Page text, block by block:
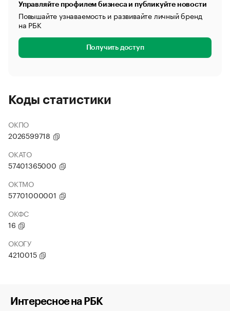
Управляйте профилем бизнеса и публикуйте новости
Повышайте узнаваемость и развивайте личный бренд
на РБК
Получить доступ
Коды статистики
ОКПО
2026599718
ОКАТО
57401365000
ОКТМО
57701000001
ОКФС
16
ОКОГУ
4210015
Интересное на РБК